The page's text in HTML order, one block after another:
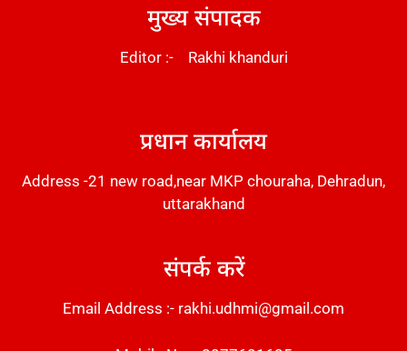
मुख्य संपादक
Editor :- Rakhi khanduri
प्रधान कार्यालय
Address -21 new road,near MKP chouraha, Dehradun,
uttarakhand
संपर्क करें
Email Address :- rakhi.udhmi@gmail.com